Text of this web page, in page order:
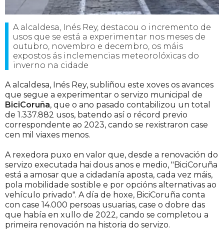
A alcaldesa, Inés Rey, destacou o incremento de
usos que se está a experimentar nos meses de
outubro, novembro e decembro, os máis
expostos ás inclemencias meteorolóxicas do
inverno na cidade
A alcaldesa, Inés Rey, subliñou este xoves os avances
que segue a experimentar o servizo municipal de
BiciCoruña, que o ano pasado contabilizou un total
de 1.337.882 usos, batendo así o récord previo
correspondente ao 2023, cando se rexistraron case
cen mil viaxes menos.
A rexedora puxo en valor que, desde a renovación do
servizo executada hai dous anos e medio, "BiciCoruña
está a amosar que a cidadanía aposta, cada vez máis,
pola mobilidade sostible e por opcións alternativas ao
vehículo privado". A día de hoxe, BiciCoruña conta
con case 14.000 persoas usuarias, case o dobre das
que había en xullo de 2022, cando se completou a
primeira renovación na historia do servizo.